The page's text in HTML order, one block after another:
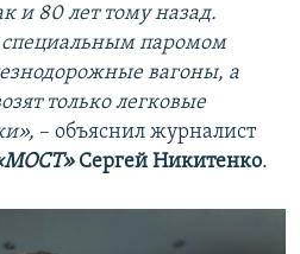
и 80 лет тому назад.
паромом
вагоны, а
только легковые
– объяснил журналист
Сергей Никитенко.